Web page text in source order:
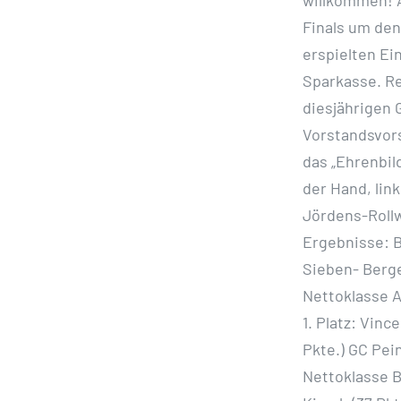
Finals um
erspielten
Sparkasse.
diesjährigen
das
der Hand,
Jördens-
Ergebnisse:
Sieben-
Nettoklasse
1. Platz:
Pkte.) GC
Nettoklasse